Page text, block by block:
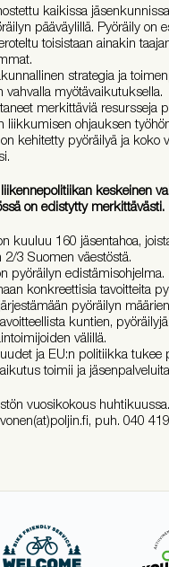
kaikissa
pääväylillä. Pyöräily on
toisistaan ainakin
strategia ja
vahvalla myötävaikutuksella.
merkittäviä resursseja
liikkumisen ohjauksen
kehitetty pyöräilyä ja koko
keskeinen
on edistytty merkittävästi.
kuuluu 160 jäsentahoa,
3 Suomen väestöstä.
pyöräilyn edistämisohjelma.
konkreettisia tavoitteita
pyöräilyn
kuntien,
välillä.
ja EU:n politiikka tukee
toimii ja
vuosikokous
puh. 040